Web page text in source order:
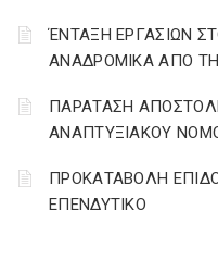
ΈΝΤΑΞΗ ΕΡΓΑΣΙΩΝ
ΑΝΑΔΡΟΜΙΚΑ ΑΠΟ
ΠΑΡΑΤΑΣΗ
ΑΝΑΠΤΥΞΙΑΚΟΥ
ΠΡΟΚΑΤΑΒΟΛΗ
ΕΠΕΝΔΥΤΙΚΟ